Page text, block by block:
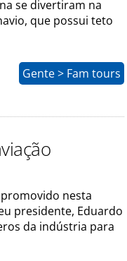
se divertiram na
que possui teto
Gente > Fam tours
promovido nesta
presidente, Eduardo
da indústria para